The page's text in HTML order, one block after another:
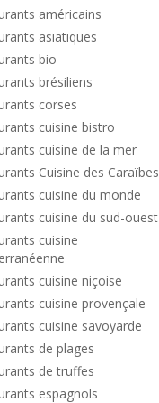
américains
asiatiques
bio
brésiliens
corses
cuisine bistro
cuisine de la mer
Cuisine des Caraïbes
cuisine du monde
cuisine du sud-ouest
cuisine
cuisine niçoise
cuisine provençale
cuisine savoyarde
de plages
de truffes
espagnols